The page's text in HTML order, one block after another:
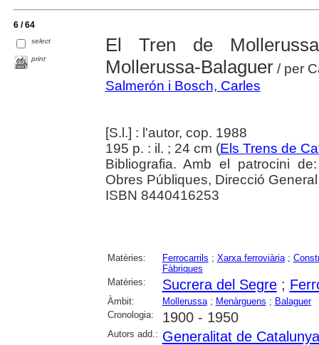
6 / 64
select
print
El Tren de
Mollerussa-Balaguer/ per
Salmerón i Bosch, Carles
[S.l.] : l'autor, cop. 1988
195 p. : il. ; 24 cm (Els Trens de
Bibliografia. Amb el patrocini
Obres Públiques, Direcció
ISBN 8440416253
Matèries: Ferrocarrils ; Xarxa ferroviària;
Fàbriques
Matèries:
Sucrera del Segre;
Àmbit: Mollerussa; Menàrguens ; Balaguer
Cronologia:
1900 - 1950
Autors add.: Generalitat de Catalunya